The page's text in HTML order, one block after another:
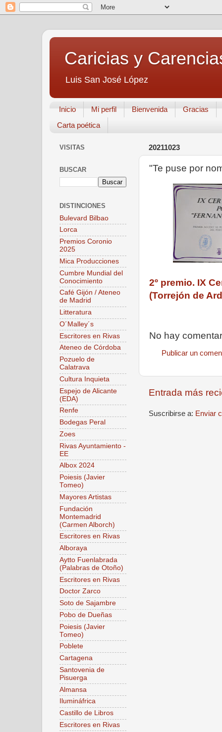
Caricias y
Luis San José López
Inicio Mi perfil Bienvenida
Gracias
Carta poética
20211023
"Te puse por
2º premio. IX
(Torrejón de
No hay
Publicar un
Entrada más
Suscribirse a: Enviar
VISITAS
BUSCAR
DISTINCIONES
Bulevard Bilbao
Lorca
Premios Coronio
2025
Mica Producciones
Cumbre Mundial del
Conocimiento
Café Gijón / Ateneo
de Madrid
Litteratura
O´Malley´s
Escritores en Rivas
Ateneo de Córdoba
Pozuelo de
Calatrava
Cultura Inquieta
Espejo de Alicante
(EDA)
Renfe
Bodegas Peral
Zoes
Rivas Ayuntamiento -
EE
Albox 2024
Poiesis (Javier
Tomeo)
Mayores Artistas
Fundación
Montemadrid
(Carmen Alborch)
Escritores en Rivas
Alboraya
Aytto Fuenlabrada
(Palabras de Otoño)
Escritores en Rivas
Doctor Zarco
Soto de Sajambre
Pobo de Dueñas
Poiesis (Javier
Tomeo)
Poblete
Cartagena
Santovenia de
Pisuerga
Almansa
Ilumináfrica
Castillo de Libros
Escritores en Rivas